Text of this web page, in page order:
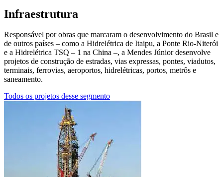
Infraestrutura
Responsável por obras que marcaram o desenvolvimento do Brasil e
de outros países – como a Hidrelétrica de Itaipu, a Ponte Rio-Niterói
e a Hidrelétrica TSQ – 1 na China –, a Mendes Júnior desenvolve
projetos de construção de estradas, vias expressas, pontes, viadutos,
terminais, ferrovias, aeroportos, hidrelétricas, portos, metrôs e
saneamento.
Todos os projetos desse segmento